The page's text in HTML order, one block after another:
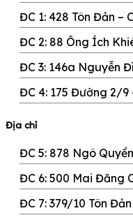
ĐC 1: 428 Tôn Đản –
ĐC 2: 88 Ông Ích
ĐC 3: 146a Nguyễn
ĐC 4: 175 Đường 2/9
Địa chỉ
ĐC 5: 878 Ngô
ĐC 6: 500 Mai Đăng
ĐC 7: 379/10 Tôn